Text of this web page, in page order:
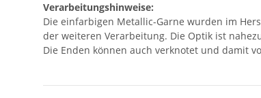
Verarbeitungshinweise:
Die einfarbigen Metallic-Garne wurden im
der weiteren Verarbeitung. Die Optik ist
Die Enden können auch verknotet und damit